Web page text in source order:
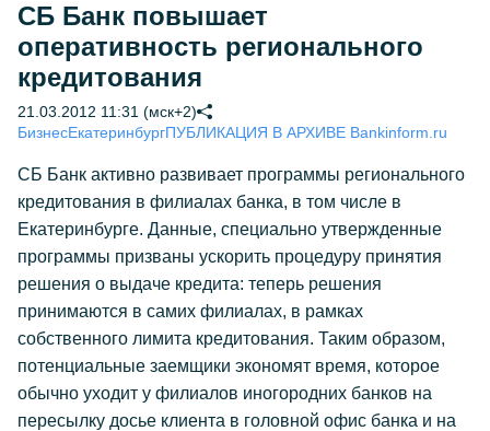
СБ Банк повышает
оперативность регионального
кредитования
21.03.2012 11:31 (мск+2)
БизнесЕкатеринбургПУБЛИКАЦИЯ В АРХИВЕ Bankinform.ru
CБ Банк активно развивает программы регионального
кредитования в филиалах банка, в том числе в
Екатеринбурге. Данные, специально утвержденные
программы призваны ускорить процедуру принятия
решения о выдаче кредита: теперь решения
принимаются в самих филиалах, в рамках
собственного лимита кредитования. Таким образом,
потенциальные заемщики экономят время, которое
обычно уходит у филиалов иногородних банков на
пересылку досье клиента в головной офис банка и на